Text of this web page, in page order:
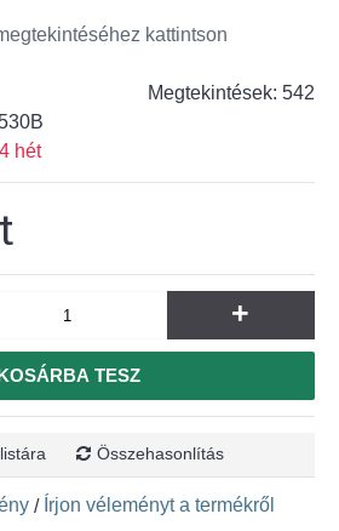
kattintson
Megtekintések: 542
hét
+
TESZ
Összehasonlítás
/ Írjon véleményt a termékről